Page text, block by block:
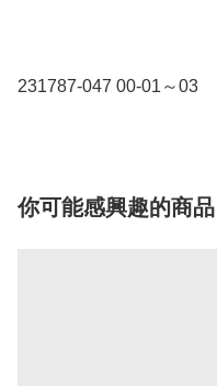
你可能感興趣的商品